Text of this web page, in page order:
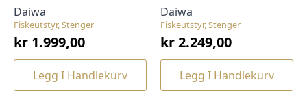
Fiskeutstyr, Stenger
Daiwa
kr 1.999,00
Legg I Handlekurv
Fiskeutstyr, Stenger
Daiwa
kr2.249,00
Legg I Handlekurv